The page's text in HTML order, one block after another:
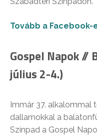
Tovább a Facebook-
Gospel Napok //
július 2-4.)
Immár 37. alkalommal
dallamokkal a
Színpad a Gospel